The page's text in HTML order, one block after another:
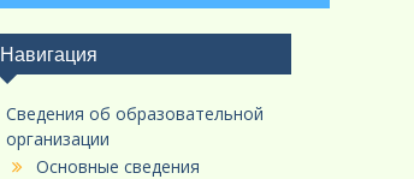
Навигация
Сведения об образовательной
организации
Основные сведения